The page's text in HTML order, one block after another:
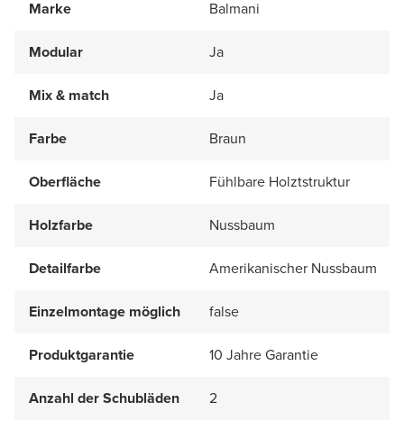
Marke Balmani
Modular Ja
Mix & match Ja
Farbe Braun
Oberfläche Fühlbare Holztstruktur
Holzfarbe Nussbaum
Detailfarbe Amerikanischer Nussbaum
Einzelmontage möglich false
Produktgarantie 10 Jahre Garantie
Anzahl der Schubläden 2